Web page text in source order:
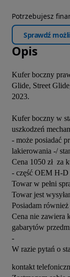
Potrzebujesz
Sprawdź
Opis
Kufer boczny
Glide, Street
2023.
Kufer boczny w
uszkodzeń
- może posiadać
lakierowania -/
Cena 1050 zł  za
- część OEM H-D
Towar w pełni
Towar jest
Posiadam
Cena nie zawiera
gabarytów
-
W razie pytań o
kontakt